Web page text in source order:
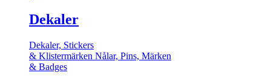
Dekaler
Dekaler, Stickers
& Klistermärken Nålar, Pins, Märken
& Badges